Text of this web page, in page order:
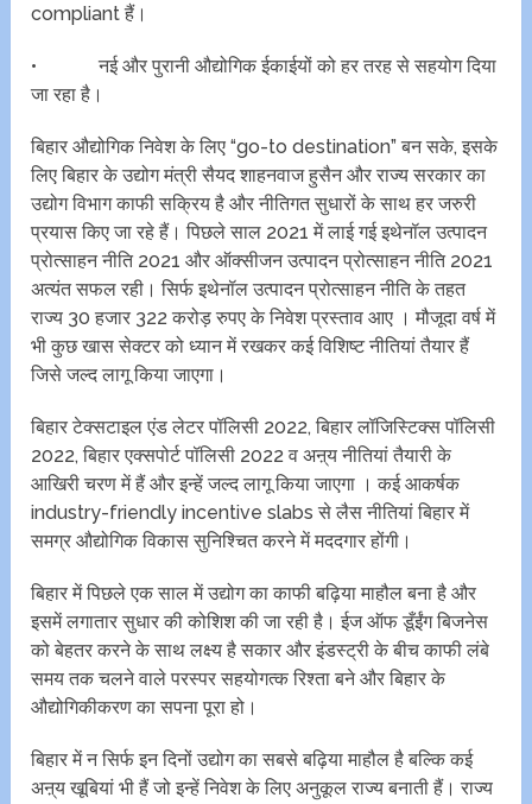
compliant हैं।
• नई और पुरानी औद्योगिक ईकाईयों को हर तरह से सहयोग दिया
जा रहा है।
बिहार औद्योगिक निवेश के लिए “go-to destination” बन सके, इसके
लिए बिहार के उद्योग मंत्री सैयद शाहनवाज हुसैन और राज्य सरकार का
उद्योग विभाग काफी सक्रिय है और नीतिगत सुधारों के साथ हर जरुरी
प्रयास किए जा रहे हैं। पिछले साल 2021 में लाई गई इथेनॉल उत्पादन
प्रोत्साहन नीति 2021 और ऑक्सीजन उत्पादन प्रोत्साहन नीति 2021
अत्यंत सफल रही। सिर्फ इथेनॉल उत्पादन प्रोत्साहन नीति के तहत
राज्य 30 हजार 322 करोड़ रुपए के निवेश प्रस्ताव आए । मौजूदा वर्ष में
भी कुछ खास सेक्टर को ध्यान में रखकर कई विशिष्ट नीतियां तैयार हैं
जिसे जल्द लागू किया जाएगा।
बिहार टेक्सटाइल एंड लेटर पॉलिसी 2022, बिहार लॉजिस्टिक्स पॉलिसी
2022, बिहार एक्सपोर्ट पॉलिसी 2022 व अऩ्य नीतियां तैयारी के
आखिरी चरण में हैं और इन्हें जल्द लागू किया जाएगा । कई आकर्षक
industry-friendly incentive slabs से लैस नीतियां बिहार में
समग्र औद्योगिक विकास सुनिश्चित करने में मददगार होंगी।
बिहार में पिछले एक साल में उद्योग का काफी बढ़िया माहौल बना है और
इसमें लगातार सुधार की कोशिश की जा रही है। ईज ऑफ डूँईंग बिजनेस
को बेहतर करने के साथ लक्ष्य है सकार और इंडस्ट्री के बीच काफी लंबे
समय तक चलने वाले परस्पर सहयोगत्क रिश्ता बने और बिहार के
औद्योगिकीकरण का सपना पूरा हो।
बिहार में न सिर्फ इन दिनों उद्योग का सबसे बढ़िया माहौल है बल्कि कई
अऩ्य खूबियां भी हैं जो इन्हें निवेश के लिए अनुकूल राज्य बनाती हैं। राज्य